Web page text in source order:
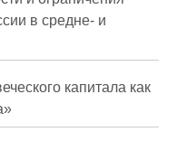
в средне- и
капитала как